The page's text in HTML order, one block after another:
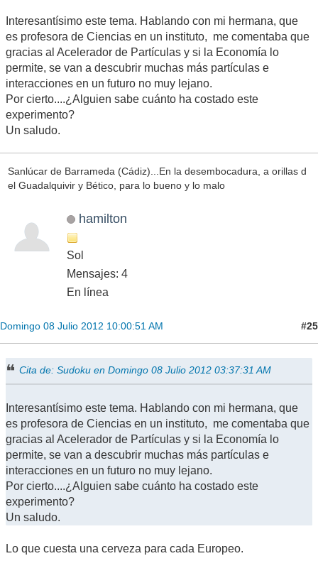
Interesantísimo este tema. Hablando con mi hermana, que
es profesora de Ciencias en un instituto, me comentaba que
gracias al Acelerador de Partículas y si la Economía lo
permite, se van a descubrir muchas más partículas e
interacciones en un futuro no muy lejano.
Por cierto....¿Alguien sabe cuánto ha costado este
experimento?
Un saludo.
Sanlúcar de Barrameda (Cádiz)...En la desembocadura, a orillas d
el Guadalquivir y Bético, para lo bueno y lo malo
hamilton
Sol
Mensajes: 4
En línea
Domingo 08 Julio 2012 10:00:51 AM #25
Cita de: Sudoku en Domingo 08 Julio 2012 03:37:31 AM
Interesantísimo este tema. Hablando con mi hermana, que
es profesora de Ciencias en un instituto, me comentaba que
gracias al Acelerador de Partículas y si la Economía lo
permite, se van a descubrir muchas más partículas e
interacciones en un futuro no muy lejano.
Por cierto....¿Alguien sabe cuánto ha costado este
experimento?
Un saludo.
Lo que cuesta una cerveza para cada Europeo.